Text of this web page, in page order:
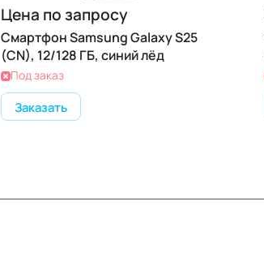
Цена по запросу
Смартфон Samsung Galaxy S25
(CN), 12/128 ГБ, синий лёд
Под заказ
Заказать